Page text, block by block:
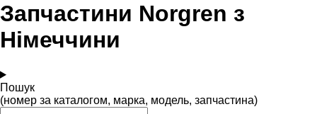
Запчастини Norgren з
Німеччини
Пошук
(номер за каталогом, марка, модель, запчастина)